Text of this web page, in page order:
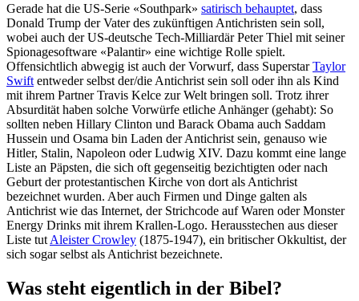
Gerade hat die US-Serie «Southpark» satirisch behauptet, dass
Donald Trump der Vater des zukünftigen Antichristen sein soll,
wobei auch der US-deutsche Tech-Milliardär Peter Thiel mit seiner
Spionagesoftware «Palantir» eine wichtige Rolle spielt.
Offensichtlich abwegig ist auch der Vorwurf, dass SuperstarTaylor
Swift entweder selbst der/die Antichrist sein soll oder ihn als Kind
mit ihrem Partner Travis Kelce zur Welt bringen soll. Trotz ihrer
Absurdität haben solche Vorwürfe etliche Anhänger (gehabt): So
sollten neben Hillary Clinton und Barack Obama auch Saddam
Hussein und Osama bin Laden der Antichrist sein, genauso wie
Hitler, Stalin, Napoleon oder Ludwig XIV. Dazu kommt eine lange
Liste an Päpsten, die sich oft gegenseitig bezichtigten oder nach
Geburt der protestantischen Kirche von dort als Antichrist
bezeichnet wurden. Aber auch Firmen und Dinge galten als
Antichrist wie das Internet, der Strichcode auf Waren oder Monster
Energy Drinks mit ihrem Krallen-Logo. Herausstechen aus dieser
Liste tut Aleister Crowley (1875-1947), ein britischer Okkultist, der
sich sogar selbst als Antichrist bezeichnete.
Was steht eigentlich in der Bibel?